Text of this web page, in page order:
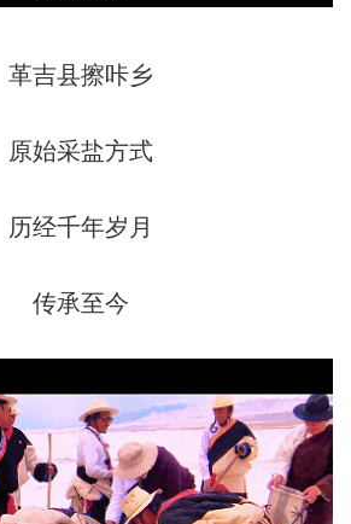
革吉县擦咔乡
原始采盐方式
历经千年岁月
传承至今